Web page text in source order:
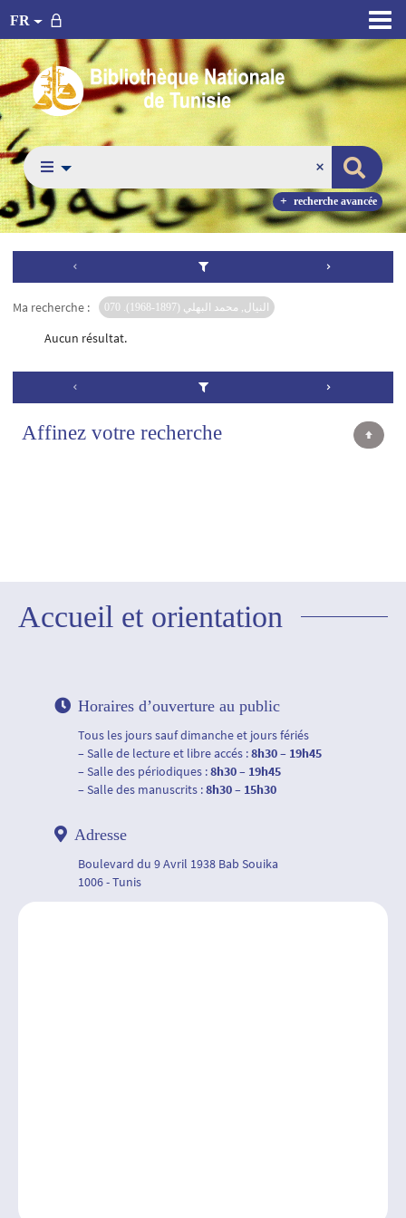
FR
recherche avancée
Ma recherche : النيال, محمد البهلي (1897-1968). 070
Aucun résultat.
Affinez votre recherche
Accueil et orientation
Horaires d’ouverture au public
Tous les jours sauf dimanche et jours fériés
– Salle de lecture et libre accés :8h30 – 19h45
– Salle des périodiques :8h30 – 19h45
– Salle des manuscrits :8h30 – 15h30
Adresse
Boulevard du 9 Avril 1938 Bab Souika
1006 - Tunis